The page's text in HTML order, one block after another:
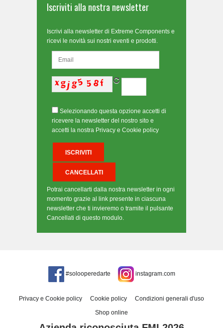
Iscriviti alla nostra newsletter
Iscrivi alla newsletter di Extreme Components e
ricevi le novità sui nostri eventi e prodotti.
Selezionando questa opzione accetti di
ricevere la newsletter del nostro sito e
accetti la nostra Privacy e Cookie policy
Potrai cancellarti dalla nostra newsletter in ogni
momento grazie al link presente in ciascuna
newsletter che ti invieremo o tramite il pulsante
Cancellati di questo modulo.
#solooperedarte instagram.com
Privacy e Cookie policy Cookie policy
Condizioni generali d'uso
Shop online